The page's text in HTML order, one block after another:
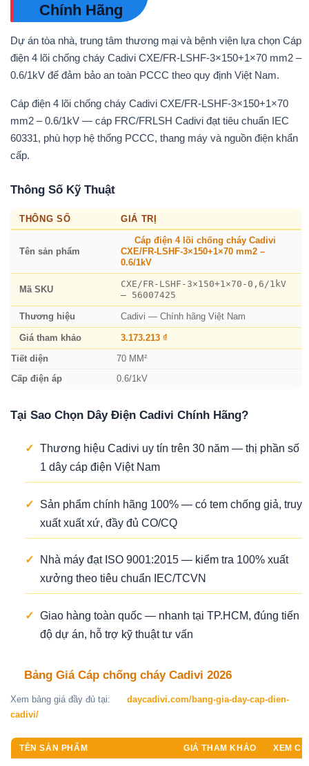
Chính Hãng
Dự án tòa nhà, trung tâm thương mại và bệnh viện lựa chọn Cáp
điện 4 lõi chống cháy Cadivi CXE/FR-LSHF-3×150+1×70 mm2 –
0.6/1kV để đảm bảo an toàn PCCC theo quy định Việt Nam.
Cáp điện 4 lõi chống cháy Cadivi CXE/FR-LSHF-3×150+1×70
mm2 – 0.6/1kV — cáp FRC/FRLSH Cadivi đạt tiêu chuẩn IEC
60331, phù hợp hệ thống PCCC, thang máy và nguồn điện khẩn
cấp.
Thông Số Kỹ Thuật
THÔNG SỐ GIÁ TRỊ
Tên sản phẩm
Cáp điện 4 lõi chống cháy Cadivi
CXE/FR-LSHF-3×150+1×70 mm2 –
0.6/1kV
Mã SKU
CXE/FR-LSHF-3×150+1×70-0,6/1kV
– 56007425
Thương hiệu Cadivi — Chính hãng Việt Nam
Giá tham khảo 3.173.213 ₫
Tiết diện 70 MM²
Cấp điện áp 0.6/1kV
Tại Sao Chọn Dây Điện Cadivi Chính Hãng?
✓ Thương hiệu Cadivi uy tín trên 30 năm — thị phần số
1 dây cáp điện Việt Nam
✓
Sản phẩm chính hãng 100% — có tem chống giả, truy
xuất xuất xứ, đầy đủ CO/CQ
✓
Nhà máy đạt ISO 9001:2015 — kiểm tra 100% xuất
xưởng theo tiêu chuẩn IEC/TCVN
✓ Giao hàng toàn quốc — nhanh tại TP.HCM, đúng tiến
độ dự án, hỗ trợ kỹ thuật tư vấn
Bảng Giá Cáp chống cháy Cadivi 2026
Xem bảng giá đầy đủ tại:
daycadivi.com/bang-gia-day-cap-dien-
cadivi/
TÊN SẢN PHẨM GIÁ THAM KHẢO XEM